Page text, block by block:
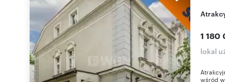
1 180
lokal
wśród